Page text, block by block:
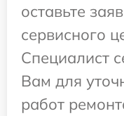
оставьте
сервисного
Специалист
Вам для
работ